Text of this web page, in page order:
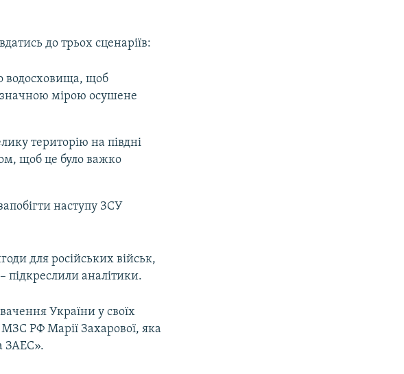
до трьох сценаріїв:
водосховища, щоб
мірою осушене
територію на півдні
щоб це було важко
наступу ЗСУ
для російських військ,
підкреслили аналітики.
України у своїх
РФ Марії Захарової, яка
ЗАЕС».